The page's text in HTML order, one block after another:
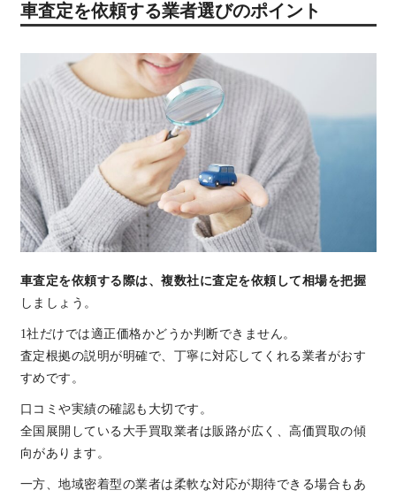
車査定を依頼する業者選びのポイント
車査定を依頼する際は、複数社に査定を依頼して相場を把握
しましょう。
1社だけでは適正価格かどうか判断できません。
査定根拠の説明が明確で、丁寧に対応してくれる業者がおす
すめです。
口コミや実績の確認も大切です。
全国展開している大手買取業者は販路が広く、高価買取の傾
向があります。
一方、地域密着型の業者は柔軟な対応が期待できる場合もあ